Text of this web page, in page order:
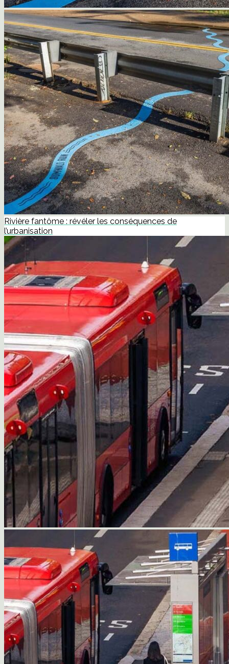
Rivière fantôme : révéler les conséquences de
l’urbanisation